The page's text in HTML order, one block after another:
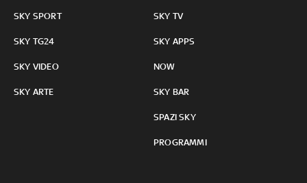
SKY SPORT
SKY TG24
SKY VIDEO
SKY ARTE
SKY TV
SKY APPS
NOW
SKY BAR
SPAZI SKY
PROGRAMMI